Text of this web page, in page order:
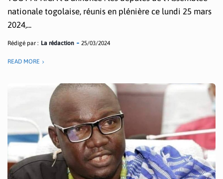
nationale togolaise, réunis en plénière ce lundi 25 mars
2024,...
Rédigé par : La rédaction 25/03/2024
READ MORE